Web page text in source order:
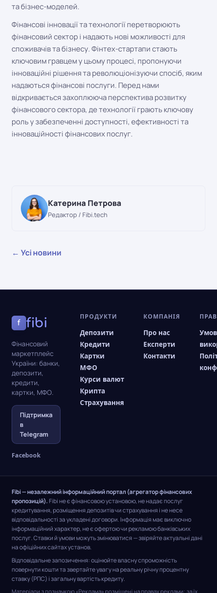
та бізнес-моделей.
Фінансові інновації та технології перетворюють
фінансовий сектор і надають нові можливості для
споживачів та бізнесу. Фінтех-стартапи стають
ключовим гравцем у цьому процесі, пропонуючи
інноваційні рішення та революціонізуючи спосіб, яким
надаються фінансові послуги. Перед нами
відкривається захоплююча перспектива розвитку
фінансового сектора, де технології грають ключову
роль у забезпеченні доступності, ефективності та
інноваційності фінансових послуг.
Катерина Петрова
Редактор / Fibi.tech
← Усі новини
f fibi
Фінансовий
маркетплейс
України: банки,
депозити,
кредити,
картки, МФО.
Підтримка
в
Telegram
Facebook
ПРОДУКТИ
Депозити
Кредити
Картки
МФО
Курси валют
Крипта
Страхування
КОМПАНІЯ
Про нас
Експерти
Контакти
Fibi — незалежний інформаційний портал (агрегатор фінансових
пропозицій).Fibi не є фінансовою установою, не надає послуг
кредитування, розміщення депозитів чи страхування і не несе
відповідальності за укладені договори. Інформація має виключно
інформаційний характер, не є офертою чи рекламою банківських
послуг. Ставки й умови можуть змінюватися — звіряйте актуальні дані
на офіційних сайтах установ.
Відповідальне запозичення: оцінюйте власну спроможність
повернути кошти та звертайте увагу на реальну річну процентну
ставку (РПС) і загальну вартість кредиту.
Матеріали з позначкою «Реклама» розміщені на правах реклами; за їх